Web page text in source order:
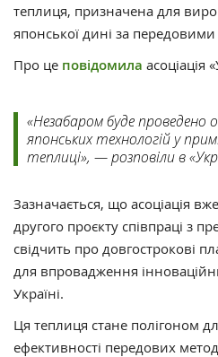
теплиця, призначена для
японської дині за передовими
Про це повідомила асоціація
«Незабаром буде проведено
японських технологій у
теплиці», — розповіли в
Зазначається, що асоціація
другого проєкту співпраці з
свідчить про довгострокові
для впровадження
Україні.
Ця теплиця стане полігоном
ефективності передових